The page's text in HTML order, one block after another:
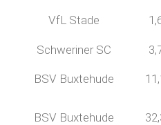
VfL Stade
Schweriner SC
BSV Buxtehude
BSV Buxtehude